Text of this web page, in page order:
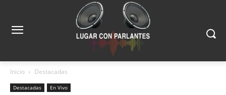
Inicio Destacadas
Destacadas En Vivo